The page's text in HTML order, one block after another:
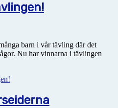
barn i vår tävling där det
Nu har vinnarna i tävlingen